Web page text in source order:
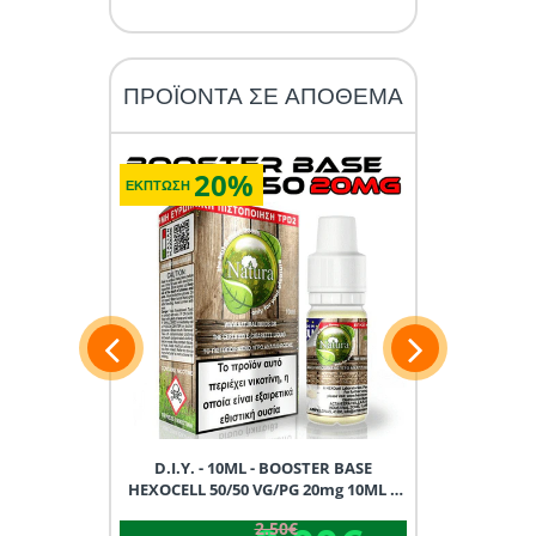
ΠΡΟΪΟΝΤΑ ΣΕ ΑΠΟΘΕΜΑ
ΕΚΠΤΩΣΗ 20%
D.I.Y. - 10ML - BOOSTER BASE
HEXOCELL 50/50 VG/PG 20mg 10ML *
2.50€